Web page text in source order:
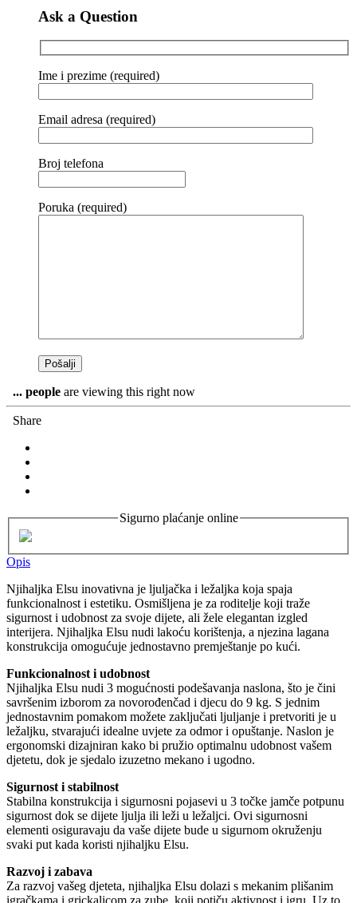
Ask a Question
Ime i prezime (required)
Email adresa (required)
Broj telefona
Poruka (required)
... people are viewing this right now
Share
Sigurno plaćanje online
Opis
Njihaljka Elsu inovativna je ljuljačka i ležaljka koja spaja
funkcionalnost i estetiku. Osmišljena je za roditelje koji traže
sigurnost i udobnost za svoje dijete, ali žele elegantan izgled
interijera. Njihaljka Elsu nudi lakoću korištenja, a njezina lagana
konstrukcija omogućuje jednostavno premještanje po kući.
Funkcionalnost i udobnost
Njihaljka Elsu nudi 3 mogućnosti podešavanja naslona, što je čini
savršenim izborom za novorođenčad i djecu do 9 kg. S jednim
jednostavnim pomakom možete zaključati ljuljanje i pretvoriti je u
ležaljku, stvarajući idealne uvjete za odmor i opuštanje. Naslon je
ergonomski dizajniran kako bi pružio optimalnu udobnost vašem
djetetu, dok je sjedalo izuzetno mekano i ugodno.
Sigurnost i stabilnost
Stabilna konstrukcija i sigurnosni pojasevi u 3 točke jamče potpunu
sigurnost dok se dijete ljulja ili leži u ležaljci. Ovi sigurnosni
elementi osiguravaju da vaše dijete bude u sigurnom okruženju
svaki put kada koristi njihaljku Elsu.
Razvoj i zabava
Za razvoj vašeg djeteta, njihaljka Elsu dolazi s mekanim plišanim